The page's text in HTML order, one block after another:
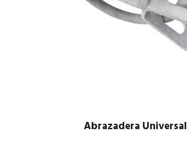
Abrazadera Universal